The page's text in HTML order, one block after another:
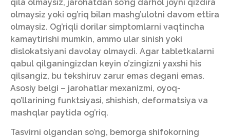
qila olmaysiz, jarohatdan so’ng darhol joyni qizdira
olmaysiz yoki og’riq bilan mashg’ulotni davom ettira
olmaysiz. Og’riqli dorilar simptomlarni vaqtincha
kamaytirishi mumkin, ammo ular sinish yoki
dislokatsiyani davolay olmaydi. Agar tabletkalarni
qabul qilganingizdan keyin o’zingizni yaxshi his
qilsangiz, bu tekshiruv zarur emas degani emas.
Asosiy belgi – jarohatlar mexanizmi, oyoq-
qo’llarining funktsiyasi, shishish, deformatsiya va
mashqlar paytida og’riq.
Tasvirni olgandan so’ng, bemorga shifokorning